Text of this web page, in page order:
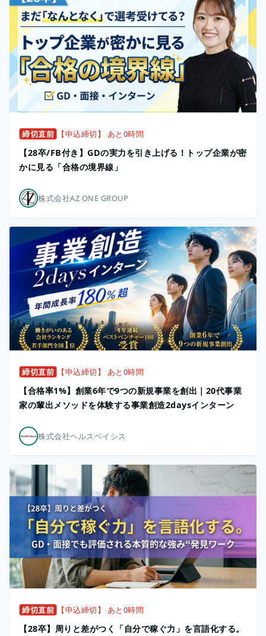
締切直前 【申込締切】 あと0時間
【28卒/FB付き】GDの実力を引き上げる！トップ企業が密
かに見る「合格の境界線」
株式会社AZ ONE GROUP
締切直前 【申込締切】 あと0時間
【合格率1%】創業6年で9つの新規事業を創出｜20代事業
家の輩出メソッドを体験する事業創造2daysインターン
株式会社ヘルスベイシス
締切直前 【申込締切】 あと0時間
【28卒】周りと差がつく「自分で稼ぐ力」を言語化する。